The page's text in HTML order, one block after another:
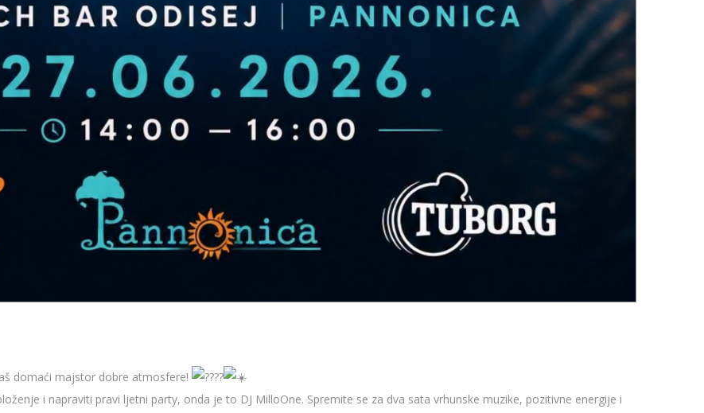
domaći majstor dobre atmosfere!
i napraviti pravi ljetni party, onda je to DJ MilloOne. Spremite se za dva sata vrhunske muzike, pozitivne energije i